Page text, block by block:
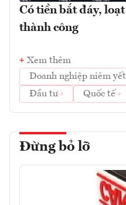
Có tiền bắt đáy,
thành công
Xem thêm
Doanh nghiệp niêm yết
Đầu tư
Quốc tế
Đừng bỏ lỡ